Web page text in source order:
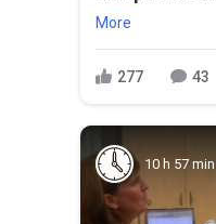
More
277 43
10 h 57 min